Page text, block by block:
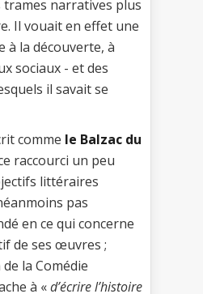
trames narratives plus
Il vouait en effet une
à la découverte, à
sociaux - et des
il savait se
comme le Balzac du
raccourci un peu
littéraires
pas
en ce qui concerne
de ses œuvres ;
la Comédie
à «d’écrire l’histoire